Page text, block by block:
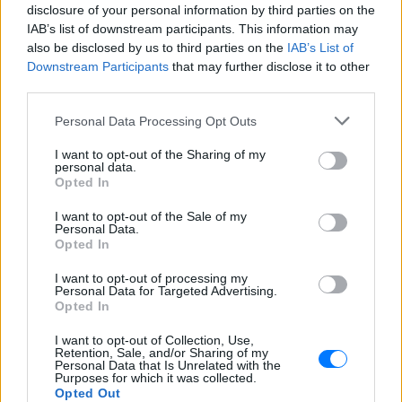
disclosure of your personal information by third parties on the
IAB’s list of downstream participants. This information may
also be disclosed by us to third parties on the IAB’s List of
Downstream Participants that may further disclose it to other
Personal Data Processing Opt Outs
I want to opt-out of the Sharing of my
personal data.
Opted In
I want to opt-out of the Sale of my
Personal Data.
Opted In
I want to opt-out of processing my
Personal Data for Targeted Advertising.
Opted In
I want to opt-out of Collection, Use,
Retention, Sale, and/or Sharing of my
Personal Data that Is Unrelated with the
Purposes for which it was collected.
Opted Out
ΣΤΗΝ ΙΔΙΑ ΚΑΤΗΓΟΡΙΑ
νεκρό παιδί ‑ Την απέσυραν από
ΣΉΜΕΡΑ
αναστάτωση σε ανήλικους
εξακολουθεί να σαρώνει στις
επαναλήψεις
Το τηλεοπτικό φαινόμενο που βλέπουμε
ξανά και ξανά εδώ και 35 χρόνια